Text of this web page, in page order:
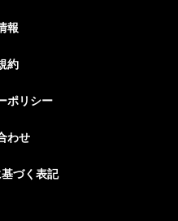
報
約
ポリシー
わせ
づく表記